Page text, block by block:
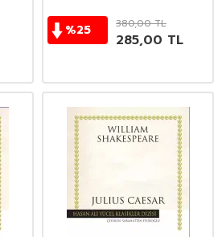
%25 380,00TL
285,00 TL